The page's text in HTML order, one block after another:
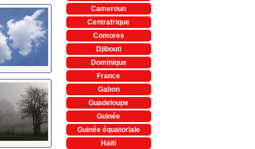
Cameroun
Centrafrique
Comores
Djibouti
Dominique
France
Gabon
Guadeloupe
Guinée
Guinée équatoriale
Haïti